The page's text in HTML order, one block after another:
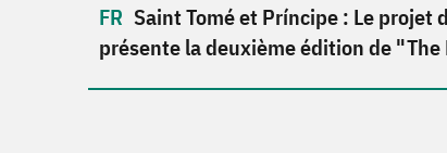
Saint Tomé et Príncipe : Le projet
présente la deuxième édition de